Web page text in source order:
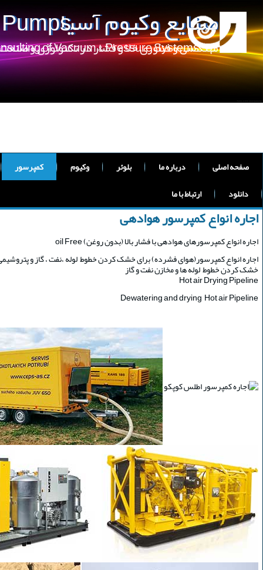
صنایع وکیوم آسیا
مهندسی و فناوری خلا و فشار در تکنولوژی و
of Vacuum & Pressure Systems
صفحه اصلی درباره ما بلوئر وکیوم
کمپرسور
دانلود
ارتباط با ما
اجاره انواع کمپرسور هوادهی
اجاره انواع کمپرسورهای هوادهی با فشار بالا (بدون روغن) oil Free
اجاره انواع کمپرسور(هوای فشرده) برای خشک کردن خطوط لوله ،نفت ، گاز و
خشک کردن خطوط لوله ها و مخازن نفت و گاز
Hot air Drying Pipeline
Dewatering and drying Hot air Pipeline